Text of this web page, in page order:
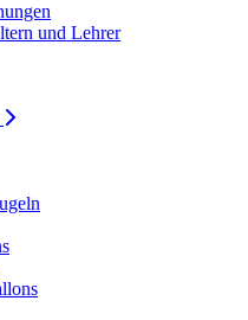
und Lehrer